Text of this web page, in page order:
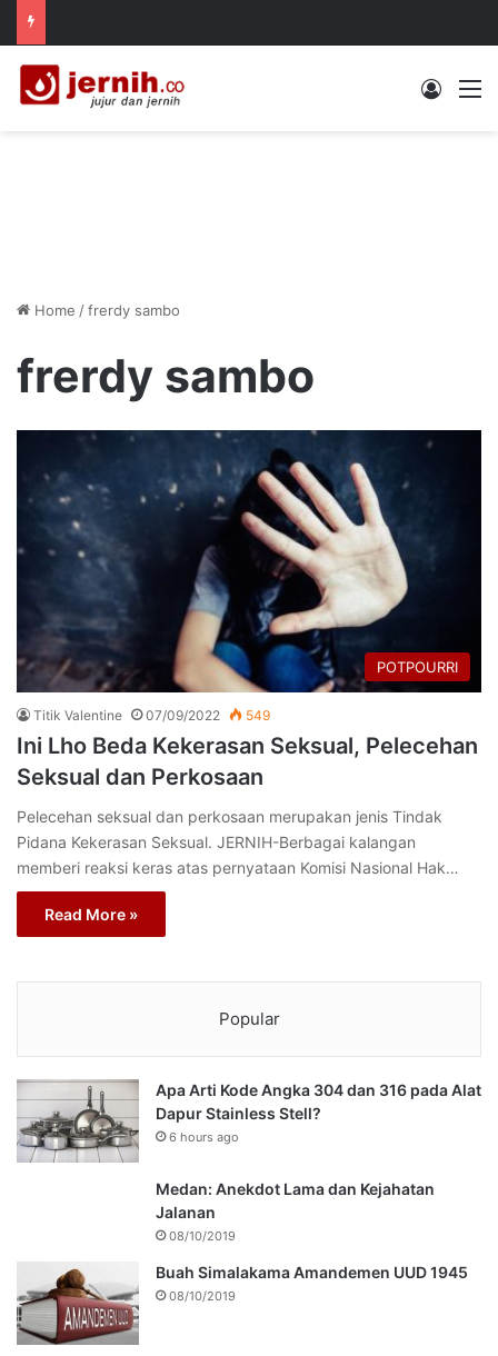
Log In
Home /frerdy sambo
frerdy sambo
POTPOURRI
Titik Valentine 07/09/2022 549
Ini Lho Beda Kekerasan Seksual, Pelecehan
Seksual dan Perkosaan
Pelecehan seksual dan perkosaan merupakan jenis Tindak
Pidana Kekerasan Seksual. JERNIH-Berbagai kalangan
memberi reaksi keras atas pernyataan Komisi Nasional Hak…
Read More »
Popular
Apa Arti Kode Angka 304 dan 316 pada Alat
Dapur Stainless Stell?
6 hours ago
Medan: Anekdot Lama dan Kejahatan
Jalanan
08/10/2019
Buah Simalakama Amandemen UUD 1945
08/10/2019